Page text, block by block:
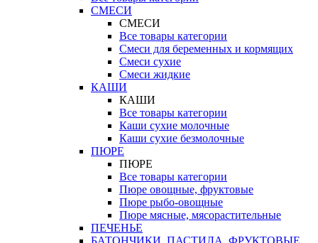
СМЕСИ
СМЕСИ
Все товары категории
Смеси для беременных и кормящих
Смеси сухие
Смеси жидкие
КАШИ
КАШИ
Все товары категории
Каши сухие молочные
Каши сухие безмолочные
ПЮРЕ
ПЮРЕ
Все товары категории
Пюре овощные, фруктовые
Пюре рыбо-овощные
Пюре мясные, мясорастительные
ПЕЧЕНЬЕ
БАТОНЧИКИ, ПАСТИЛА, ФРУКТОВЫЕ